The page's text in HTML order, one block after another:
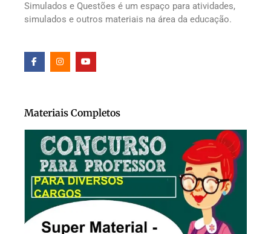
Simulados e Questões é um espaço para atividades,
simulados e outros materiais na área da educação.
Materiais Completos